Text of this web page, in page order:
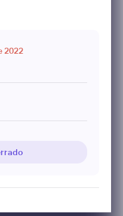
2022